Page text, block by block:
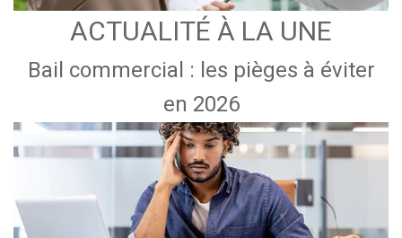
ACTUALITÉ À LA UNE
Bail commercial : les pièges à éviter
en 2026